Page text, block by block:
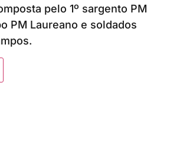
pelo 1º sargento PM
PM Laureano e soldados